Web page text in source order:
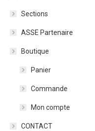
Sections
ASSE Partenaire
Boutique
Panier
Commande
Mon compte
CONTACT